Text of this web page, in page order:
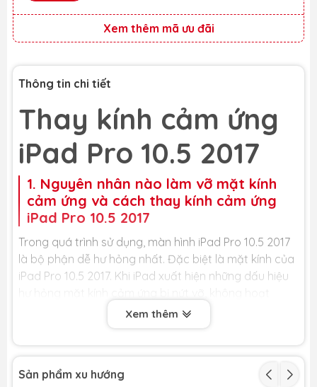
Xem thêm mã ưu đãi
Thông tin chi tiết
Thay kính cảm ứng
iPad Pro 10.5 2017
1. Nguyên nhân nào làm vỡ mặt kính
cảm ứng và cách thay kính cảm ứng
iPad Pro 10.5 2017
Trong quá trình sử dụng, màn hình iPad Pro 10.5 2017
là bộ phận dễ hư hỏng nhất. Đặc biệt là mặt kính của
iPad Pro 10.5 2017. Khi iPad xuất hiện những dấu hiệu
động, bạn nên mang điện thoại của mình đến trung
tâm sửa chữa điện thoại uy tín để thay mặt kính cảm
ứng, tránh ảnh hưởng đến các bộ phận khác của
máy và đảm bảo được tính thẩm mỹ.
Xem thêm
Sản phẩm xu hướng